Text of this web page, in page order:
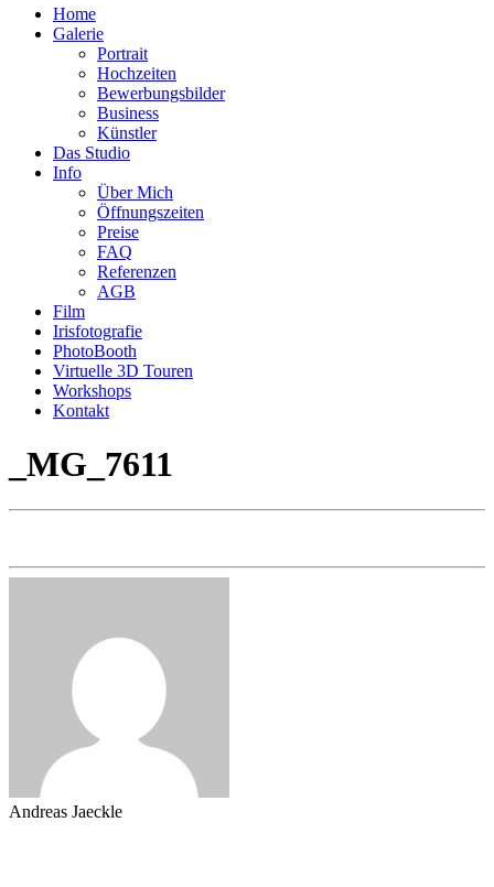
Home
Galerie
Portrait
Hochzeiten
Bewerbungsbilder
Business
Künstler
Das Studio
Info
Über Mich
Öffnungszeiten
Preise
FAQ
Referenzen
AGB
Film
Irisfotografie
PhotoBooth
Virtuelle 3D Touren
Workshops
Kontakt
_MG_7611
Andreas Jaeckle